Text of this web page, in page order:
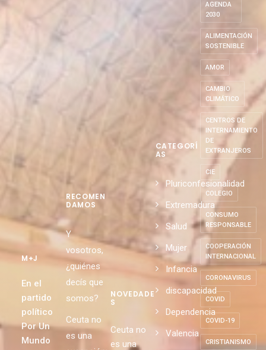
M+J
En el
partido
político
Por Un
Mundo
RECOMEN
DAMOS
Y
vosotros,
¿quiénes
decís que
somos?
Ceuta no
es una
NOVEDADE
S
Ceuta no
es una
CATEGORÍ
AS
Pluriconfesionalidad
Extremadura
Salud
Mujer
Infancia
discapacidad
Dependencia
Valencia
AGENDA
2030
ALIMENTACIÓN
SOSTENIBLE
AMOR
CAMBIO
CLIMÁTICO
CENTROS DE
INTERNAMIENTO
DE
EXTRANJEROS
CIE
COLEGIO
CONSUMO
RESPONSABLE
COOPERACIÓN
INTERNACIONAL
CORONAVIRUS
COVID
COVID-19
CRISTIANISMO